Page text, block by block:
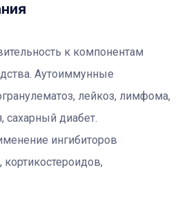
к компонентам
Аутоиммунные
лейкоз, лимфома,
сахарный диабет.
ингибиторов